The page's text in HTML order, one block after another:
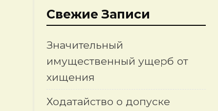
Свежие Записи
Значительный
имущественный ущерб от
хищения
Ходатайство о допуске